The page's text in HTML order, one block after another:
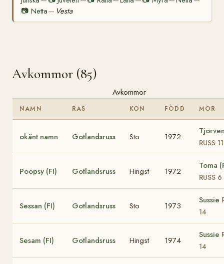
📷 Netta— Vesta
Avkommor (85)
Avkommor
NAMN RAS KÖN FÖDD MOR
okänt namn Gotlandsruss Sto 1972
RUSS 11
Poopsy (FI) Gotlandsruss Hingst 1972
Toma
RUSS 6
Sessan (FI) Gotlandsruss Sto 1973
Sussie
14
Sesam (FI) Gotlandsruss Hingst 1974
Sussie
14